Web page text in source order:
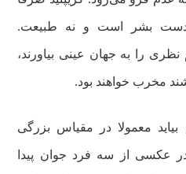
دست بشر است و نه طبیعت.
نظری را به جهان عینی بیاورند،
مخرب خواهند بود.
معمولا در مقیاس بزرگی
عکسی از سه فرد جوان پیدا